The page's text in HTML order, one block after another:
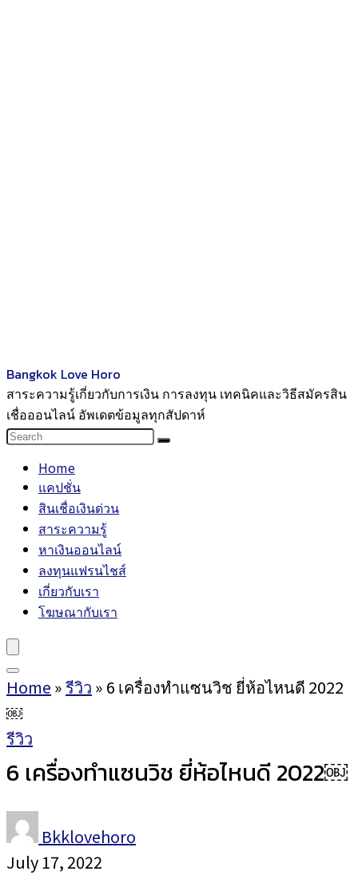
Bangkok Love Horo
สาระความรู้เกี่ยวกับการเงิน การลงทุน เทคนิคและวิธีสมัครสิน
เชื่อออนไลน์ อัพเดตข้อมูลทุกสัปดาห์
Home
แคปชั่น
สินเชื่อเงินด่วน
สาระความรู้
หาเงินออนไลน์
ลงทุนแฟรนไชส์
เกี่ยวกับเรา
โฆษณากับเรา
Home »รีวิว » 6 เครื่องทำแซนวิช ยี่ห้อไหนดี 2022
￼
รีวิว
6 เครื่องทำแซนวิช ยี่ห้อไหนดี 2022￼
Bkklovehoro
July 17, 2022